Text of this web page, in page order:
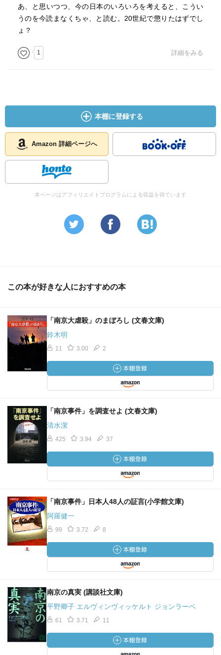
が変わってしまったというのだろうか。それとも、軍隊と
いう環境と、その手に携えた銃器、そして無抵抗の人々と
いう図式が彼らの内の狂気を呼び起こしたのだろうか。ま
はあれ虐殺が行われたことがわかる記述が残されている。
記すものもある。また、戦後数十年してからの雑誌の記事
には、楽しんで強姦をしていた将校の発言が載っている。
でっちあげというには詳細すぎる記事がずらりと並んでい
南京陥落直前、人々は列を成して長江へと急いだ。老若男
女、兵士か否かも問わず機関銃で一網打尽にする日本兵、
い当時の軍人達の倫理観はどうなっていたのだろうか。
んと知っていた可能性が高い。なんという矛盾であろう
ふと思った。南京大虐殺否定派の人々はこういった資料を
どう思っているのであろうか。読んだ事があるのだろう
か。南京事件といいつつも、実は事前の空襲、杭州上陸後
から南京に至るまでの道のりでの悪辣非道な行為、南京入
城式までの大掃蕩とその後の物資徴発といった全てを含め
ての南京事件だということを知っているのだろうか。これ
あげとしか思わないのであろうか。理解に苦しむ事ばかり
だ。
しかし、しかと目を見開いて現実と向かい合わなければな
らないと、私は思う。
あ、と思いつつ、今の日本のいろいろを考えると、こうい
うのを今読まなくちゃ、と読む。20世紀で懲りたはずでし
ょ？
1 詳細をみる
本棚に登録する
Amazon 詳細ページへ
本ページはアフィリエイトプログラムによる収益を得ています
この本が好きな人におすすめの本
「南京大虐殺」のまぼろし (文春文庫)
鈴木明
11 3.00 2
「南京事件」を調査せよ (文春文庫)
清水潔
425 3.94 37
「南京事件」日本人48人の証言(小学館文庫)
阿羅健一
99 3.72 8
南京の真実 (講談社文庫)
平野卿子 エルヴィンヴィッケルト ジョンラーベ
61 3.71 11